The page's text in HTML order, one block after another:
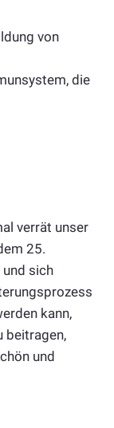
von
die
verrät unser
25.
sich
kann,
beitragen,
und